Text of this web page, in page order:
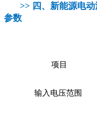
>> 四、 新能源电
参数
项目
输入电压范围